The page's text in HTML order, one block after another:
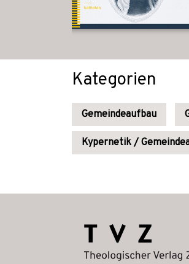
Kategorien
Gemeindeaufbau
Kypernetik /